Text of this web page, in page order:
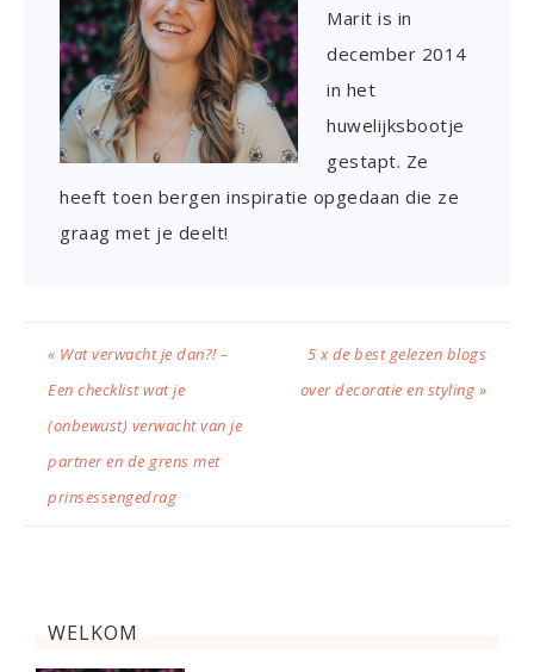
Marit is in
december 2014
in het
huwelijksbootje
gestapt. Ze
heeft toen bergen inspiratie opgedaan die ze
graag met je deelt!
« Wat verwacht je dan?! –
Een checklist wat je
(onbewust) verwacht van je
partner en de grens met
prinsessengedrag
5 x de best gelezen blogs
over decoratie en styling »
WELKOM